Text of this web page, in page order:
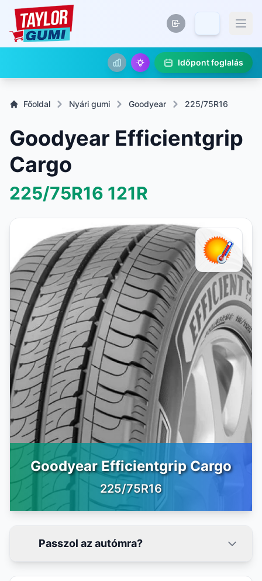
Időpont foglalás
Főoldal Nyári gumi Goodyear 225/75R16
Goodyear Efficientgrip
Cargo
225/75R16 121R
Goodyear Efficientgrip Cargo
225/75R16
Passzol az autómra?